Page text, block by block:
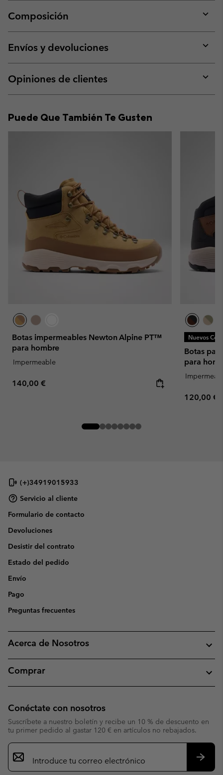
Composición
or
Envíos y devoluciones
or
Opiniones de clientes
or
Puede Que También Te Gusten
Botas impermeables Newton Alpine PT™
para hombre
Impermeable
Regular price:
140,00 €
Nuevos
Botas
para
Regular
120,00 €
(+)34919015933
Servicio al cliente
Formulario de contacto
Devoluciones
Desistir del contrato
Estado del pedido
Envío
Pago
Preguntas frecuentes
Acerca de Nosotros
Comprar
Conéctate con nosotros
Suscríbete a nuestro boletín y recibe un 10 % de descuento en
tu primer pedido al gastar 120 € en artículos no rebajados.
Suscripción
de
correo